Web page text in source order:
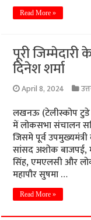
Read More »
पूरी जिम्मेदारी
दिनेश शर्मा
April 8, 2024
लखनऊ (टेलीस्कोप टुडे
में लोकसभा संचालन
जिसमे पूर्व
सांसद अशोक बाजपई,
सिंह, एमएलसी और
महापौर सुषमा …
Read More »